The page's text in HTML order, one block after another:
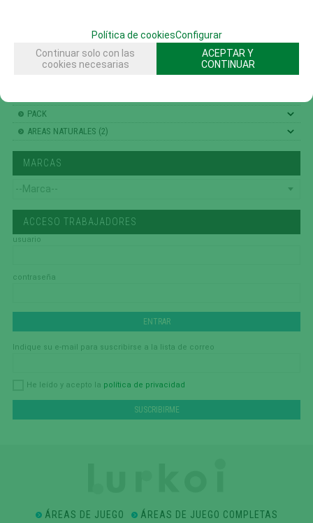
FHS (704)
PACK
AREAS NATURALES (2)
MARCAS
ACCESO TRABAJADORES
usuario
contraseña
Indique su e-mail para suscribirse a la lista de correo
He leído y acepto la política de privacidad
ÁREAS DE JUEGO
ÁREAS DE JUEGO COMPLETAS
Política de cookiesConfigurar
Continuar solo con las
cookies necesarias
ACEPTAR Y
CONTINUAR